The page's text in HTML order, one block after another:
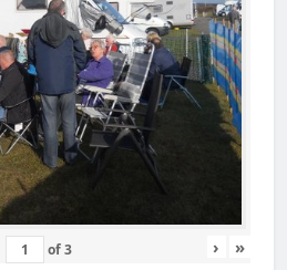
of3 › »